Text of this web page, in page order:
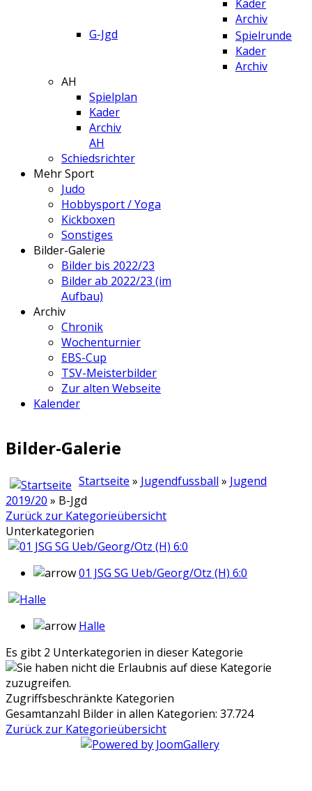
Kader
Archiv
G-Jgd
Spielrunde
Kader
Archiv
AH
Spielplan
Kader
Archiv
AH
Schiedsrichter
Mehr Sport
Judo
Hobbysport / Yoga
Kickboxen
Sonstiges
Bilder-Galerie
Bilder bis 2022/23
Bilder ab 2022/23 (im
Aufbau)
Archiv
Chronik
Wochenturnier
EBS-Cup
TSV-Meisterbilder
Zur alten Webseite
Kalender
Bilder-Galerie
Startseite » Jugendfussball » Jugend
2019/20 » B-Jgd
Zurück zur Kategorieübersicht
Unterkategorien
01 JSG SG Ueb/Georg/Otz (H) 6:0
Halle
Es gibt 2 Unterkategorien in dieser Kategorie
Zugriffsbeschränkte Kategorien
Gesamtanzahl Bilder in allen Kategorien: 37.724
Zurück zur Kategorieübersicht